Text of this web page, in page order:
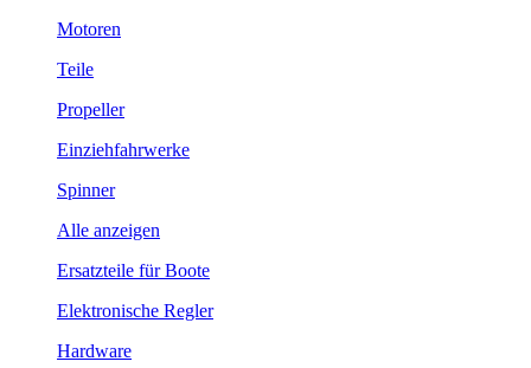
Motoren
Teile
Propeller
Einziehfahrwerke
Spinner
Alle anzeigen
Ersatzteile für Boote
Elektronische Regler
Hardware